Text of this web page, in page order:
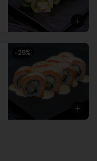
-28%